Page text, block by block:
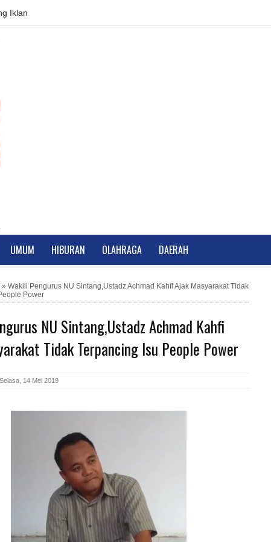
Iklan
UMUM HIBURAN OLAHRAGA DAERAH
» Wakili Pengurus NU Sintang,Ustadz Achmad Kahfi Ajak Masyarakat Tidak
Power
NU Sintang,Ustadz Achmad Kahfi
Tidak Terpancing Isu People Power
Selasa, 14 Mei 2019